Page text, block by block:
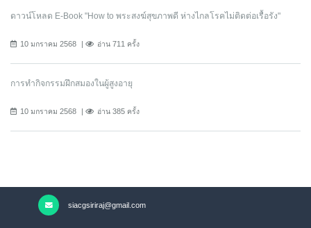
ดาวน์โหลด E-Book "How to พระสงฆ์สุขภาพดี ห่างไกลโรคไม่ติดต่อเรื้อรัง"
10 มกราคม 2568 อ่าน 711 ครั้ง
การทำกิจกรรมฝึกสมองในผู้สูงอายุ
10 มกราคม 2568 อ่าน 385 ครั้ง
siacgsiriraj@gmail.com